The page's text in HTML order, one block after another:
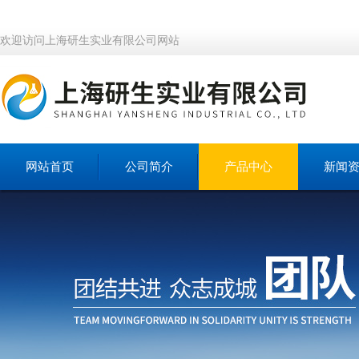
欢迎访问上海研生实业有限公司网站
网站首页 公司简介 产品中心 新闻